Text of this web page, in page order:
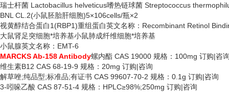
瑞士杆菌 Lactobacillus helveticus嗜热链球菌 Streptococcus
BNL CL.2(小鼠胚胎肝细胞)5×106cells/瓶×2
视黄醇结合蛋白1(RBP1)重组蛋白英文名称：Recombinant Retinol
大鼠肾足突细胞*培养基小鼠肺成纤维细胞*培养基
小鼠腺英文名称： EMT-6
MARCKS Ab-158 Antibody螺内酯 CAS 19000 规格：100mg 订购|咨
维生素B12 CAS 68-19-9 规格：20mg 订购|咨询
解草唑;纯品型;标准品;有证书 CAS 99607-70-2 规格：0.1g 订购|咨询
3-吲哚乙酸 CAS 87-51-4 规格：HPLC≥98%;250mg 订购|咨询